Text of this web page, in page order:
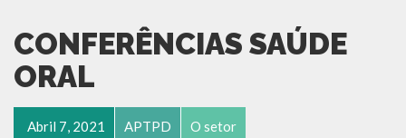
CONFERÊNCIAS SAÚDE
ORAL
Abril 7, 2021 APTPD O setor